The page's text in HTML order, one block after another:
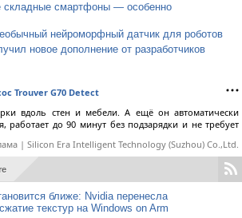
складные смартфоны — особенно
нейроморфный датчик для роботов
новое дополнение от разработчиков
Trouver G70 Detect
вдоль стен и мебели. А ещё он автоматически
работает до 90 минут без подзарядки и не требует
| Silicon Era Intelligent Technology (Suzhou) Co.,Ltd.
ближе: Nvidia перенесла
текстур на Windows on Arm